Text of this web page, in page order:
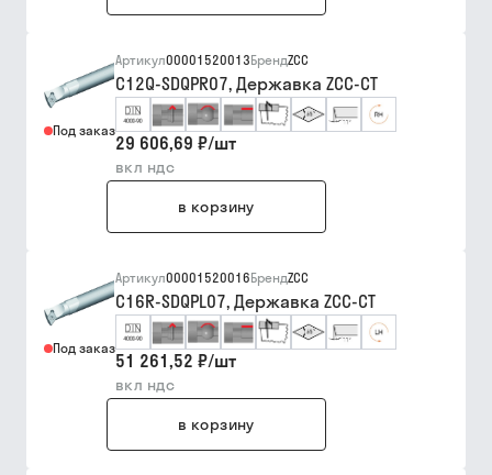
Под заказ
Артикул00001520013БрендZCC
C12Q-SDQPR07, Державка ZCC-CT
29 606,69 ₽/шт
вкл ндс
в корзину
Под заказ
Артикул00001520016БрендZCC
C16R-SDQPL07, Державка ZCC-CT
51 261,52 ₽/шт
вкл ндс
в корзину